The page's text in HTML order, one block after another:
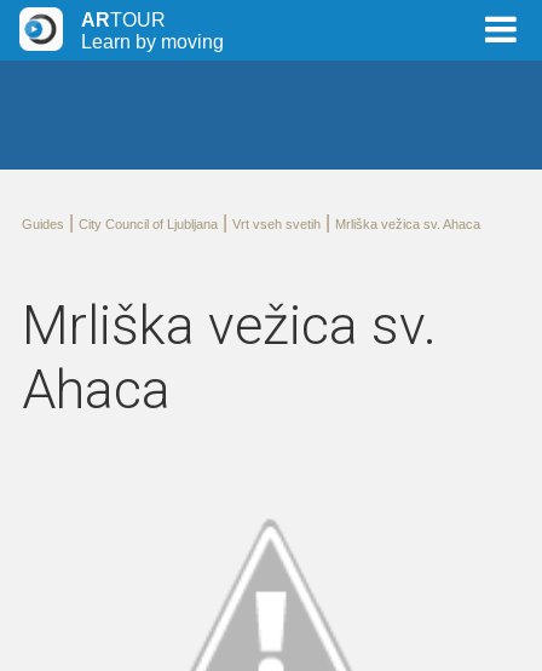
ARTOUR
Learn by moving
Guides City Council of Ljubljana| Vrt vseh svetih| Mrliška vežica sv. Ahaca
Mrliška vežica sv.
Ahaca